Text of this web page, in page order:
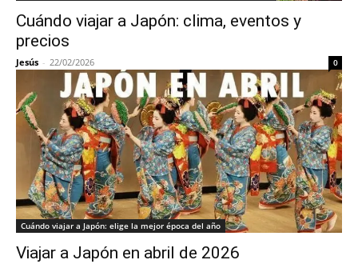
Cuándo viajar a Japón: clima, eventos y
precios
Jesús - 22/02/2026 0
Cuándo viajar a Japón: elige la mejor época del año
Viajar a Japón en abril de 2026